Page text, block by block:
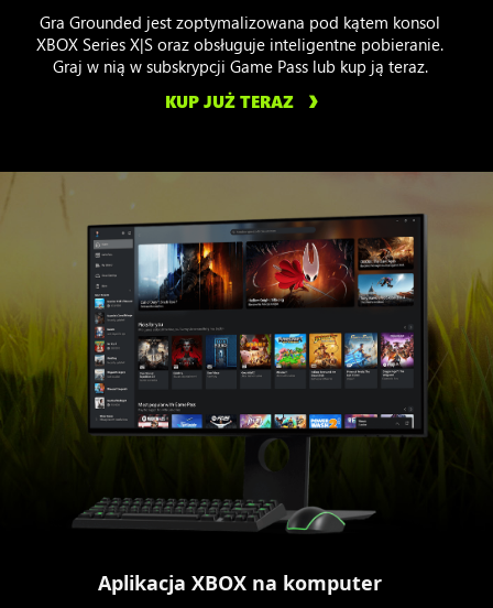
Gra Grounded jest zoptymalizowana pod kątem konsol
XBOX Series X|S oraz obsługuje inteligentne pobieranie.
Graj w nią w subskrypcji Game Pass lub kup ją teraz.
KUP JUŻ TERAZ
Aplikacja XBOX na komputer